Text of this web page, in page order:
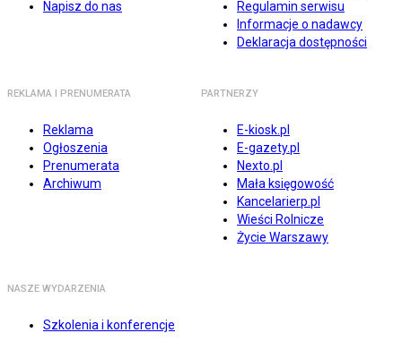
Napisz do nas
Regulamin serwisu
Informacje o nadawcy
Deklaracja dostępności
REKLAMA I PRENUMERATA
Reklama
Ogłoszenia
Prenumerata
Archiwum
PARTNERZY
E-kiosk.pl
E-gazety.pl
Nexto.pl
Mała księgowość
Kancelarierp.pl
Wieści Rolnicze
Życie Warszawy
NASZE WYDARZENIA
Szkolenia i konferencje